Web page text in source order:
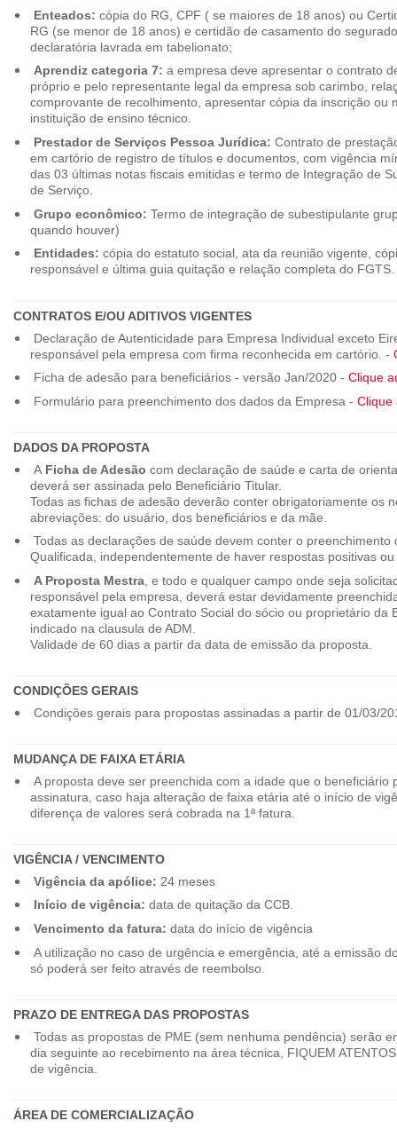
Enteados: cópia do RG, CPF ( se maiores de 18 anos) ou
RG (se menor de 18 anos) e certidão de casamento do
declaratória lavrada em tabelionato;
Aprendiz categoria 7: a empresa deve apresentar o contrato
próprio e pelo representante legal da empresa sob carimbo,
comprovante de recolhimento, apresentar cópia da inscrição ou
instituição de ensino técnico.
Prestador de Serviços Pessoa Jurídica: Contrato de
em cartório de registro de títulos e documentos, com vigência
das 03 últimas notas fiscais emitidas e termo de Integração de
de Serviço.
Grupo econômico: Termo de integração de subestipulante
quando houver)
Entidades: cópia do estatuto social, ata da reunião vigente,
responsável e última guia quitação e relação completa do FGTS.
CONTRATOS E/OU ADITIVOS VIGENTES
Declaração de Autenticidade para Empresa Individual exceto
responsável pela empresa com firma reconhecida em cartório. -
Ficha de adesão para beneficiários - versão Jan/2020 - Clique
Formulário para preenchimento dos dados da Empresa - Clique
DADOS DA PROPOSTA
A Ficha de Adesão com declaração de saúde e carta de
deverá ser assinada pelo Beneficiário Titular.
Todas as fichas de adesão deverão conter obrigatoriamente os
abreviações: do usuário, dos beneficiários e da mãe.
Todas as declarações de saúde devem conter o preenchimento
Qualificada, independentemente de haver respostas positivas ou
A Proposta Mestra, e todo e qualquer campo onde seja
responsável pela empresa, deverá estar devidamente
exatamente igual ao Contrato Social do sócio ou proprietário da
indicado na clausula de ADM.
Validade de 60 dias a partir da data de emissão da proposta.
CONDIÇÕES GERAIS
Condições gerais para propostas assinadas a partir de 01/03/
MUDANÇA DE FAIXA ETÁRIA
A proposta deve ser preenchida com a idade que o beneficiário
assinatura, caso haja alteração de faixa etária até o início de
diferença de valores será cobrada na 1ª fatura.
VIGÊNCIA / VENCIMENTO
Vigência da apólice: 24 meses
Início de vigência: data de quitação da CCB.
Vencimento da fatura: data do início de vigência
A utilização no caso de urgência e emergência, até a emissão
só poderá ser feito através de reembolso.
PRAZO DE ENTREGA DAS PROPOSTAS
Todas as propostas de PME (sem nenhuma pendência) serão
dia seguinte ao recebimento na área técnica, FIQUEM
de vigência.
ÁREA DE COMERCIALIZAÇÃO